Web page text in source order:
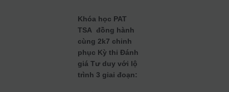
Khóa học PAT
TSA đồng hành
cùng 2k7 chinh
phục Kỳ thi Đánh
giá Tư duy với lộ
trình 3 giai đoạn: